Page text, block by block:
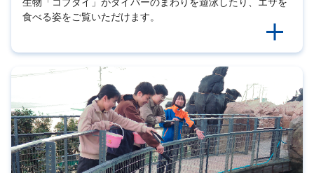
食べる姿をご覧いただけます。